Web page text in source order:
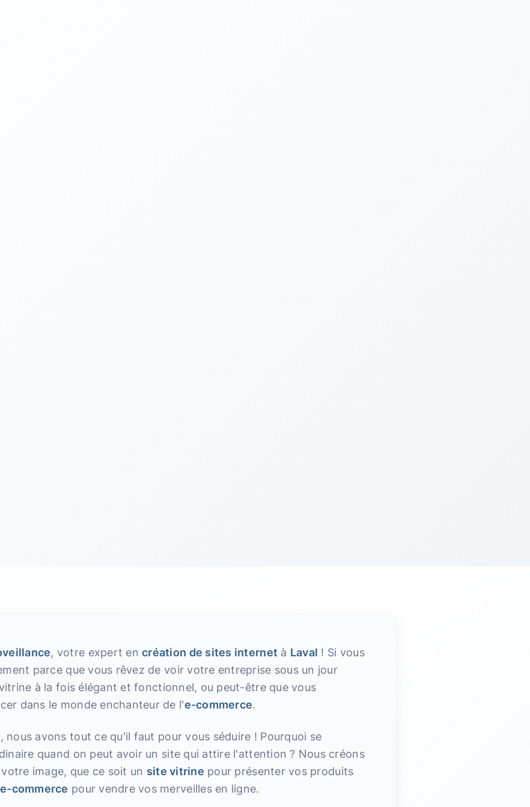
, votre expert encréation de sites internet à Laval ! Si vous
parce que vous rêvez de voir votre entreprise sous un jour
à la fois élégant et fonctionnel, ou peut-être que vous
dans le monde enchanteur de l'e-commerce.
nous avons tout ce qu'il faut pour vous séduire ! Pourquoi se
quand on peut avoir un site qui attire l'attention ? Nous créons
image, que ce soit un site vitrine pour présenter vos produits
commerce pour vendre vos merveilles en ligne.